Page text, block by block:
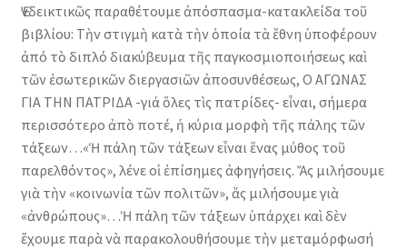
εποχή
του
απόλυτου
καπιταλισμού
ποσότητα
Ἐνδεικτικῶς παραθέτουμε ἀπόσπασμα-κατακλείδα τοῦ
βιβλίου: Τὴν στιγμὴ κατὰ τὴν ὁποία τὰ ἔθνη ὑποφέρουν
ἀπό τὸ διπλό διακύβευμα τῆς παγκοσμιοποιήσεως καὶ
τῶν ἐσωτερικῶν διεργασιῶν ἀποσυνθέσεως, Ο ΑΓΩΝΑΣ
ΓΙΑ ΤΗΝ ΠΑΤΡΙΔΑ -γιά ὅλες τὶς πατρίδες- εἶναι, σήμερα
περισσότερο ἀπὸ ποτέ, ἡ κύρια μορφὴ τῆς πάλης τῶν
τάξεων…«Ἡ πάλη τῶν τάξεων εἶναι ἕνας μύθος τοῦ
παρελθόντος», λένε οἱ ἐπίσημες ἀφηγήσεις. Ἄς μιλήσουμε
γιὰ τὴν «κοινωνία τῶν πολιτῶν», ἄς μιλήσουμε γιὰ
«ἀνθρώπους»…Ἡ πάλη τῶν τάξεων ὑπάρχει καὶ δὲν
ἔχουμε παρὰ νὰ παρακολουθήσουμε τὴν μεταμόρφωσή